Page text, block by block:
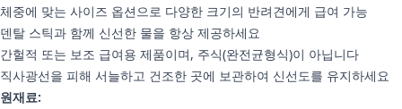
체중에 맞는 사이즈 옵션으로 다양한 크기의 반려견에게 급여 가능
덴탈 스틱과 함께 신선한 물을 항상 제공하세요
간헐적 또는 보조 급여용 제품이며, 주식(완전균형식)이 아닙니다
직사광선을 피해 서늘하고 건조한 곳에 보관하여 신선도를 유지하세요
원재료: